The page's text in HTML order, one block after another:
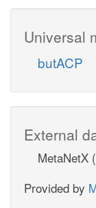
Universal
butACP
External
MetaNetX
Provided by